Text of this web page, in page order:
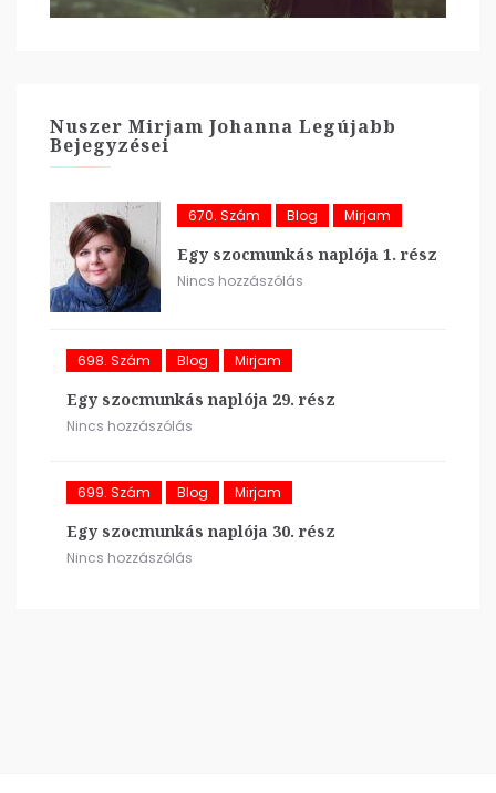
Nuszer Mirjam Johanna Legújabb
Bejegyzései
670. Szám Blog Mirjam
Egy szocmunkás naplója 1. rész
Nincs hozzászólás
698. Szám Blog Mirjam
Egy szocmunkás naplója 29. rész
Nincs hozzászólás
699. Szám Blog Mirjam
Egy szocmunkás naplója 30. rész
Nincs hozzászólás